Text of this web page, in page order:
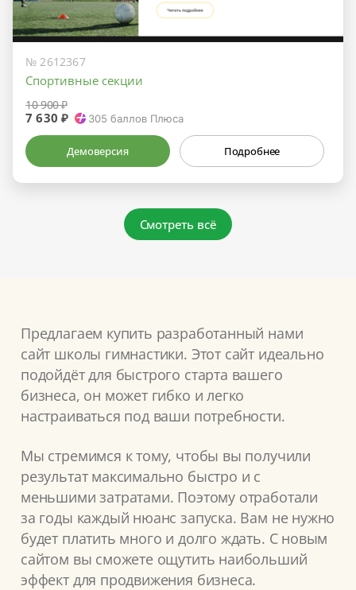
№ 2612367
Спортивные секции
10 900 ₽
7 630 ₽ 305 баллов Плюса
Демоверсия Подробнее
Смотреть всё
Предлагаем купить разработанный нами
сайт школы гимнастики. Этот сайт идеально
подойдёт для быстрого старта вашего
бизнеса, он может гибко и легко
настраиваться под ваши потребности.
Мы стремимся к тому, чтобы вы получили
результат максимально быстро и с
меньшими затратами. Поэтому отработали
за годы каждый нюанс запуска. Вам не нужно
будет платить много и долго ждать. С новым
сайтом вы сможете ощутить наибольший
эффект для продвижения бизнеса.